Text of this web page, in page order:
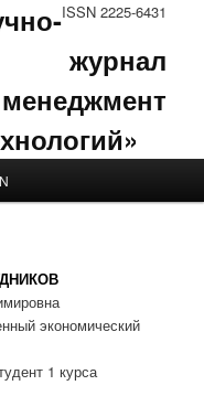
ISSN 2225-6431
журнал
экономический
1 курса